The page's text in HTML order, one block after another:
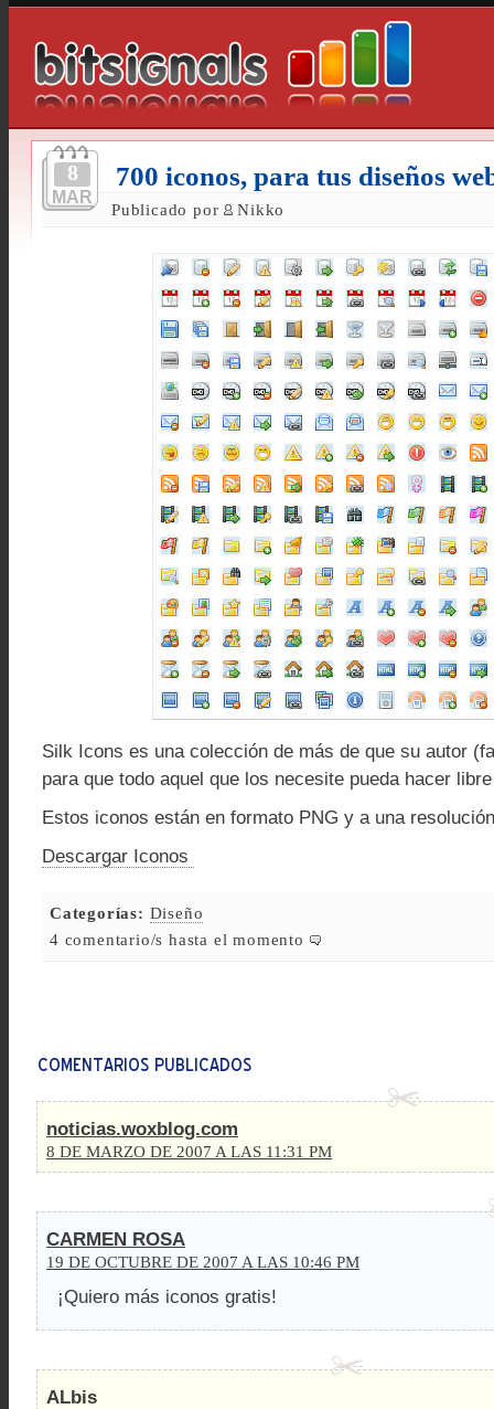
8
MAR
700 iconos, para tus diseños
Publicado por Nikko
Silk Icons es una colección de más de que su autor
para que todo aquel que los necesite pueda hacer
Estos iconos están en formato PNG y a una
Descargar Iconos
Categorías: Diseño
4 comentario/s hasta el momento
noticias.woxblog.com
8 DE MARZO DE 2007 A LAS 11:31 PM
CARMEN ROSA
19 DE OCTUBRE DE 2007 A LAS 10:46 PM
¡Quiero más iconos gratis!
ALbis